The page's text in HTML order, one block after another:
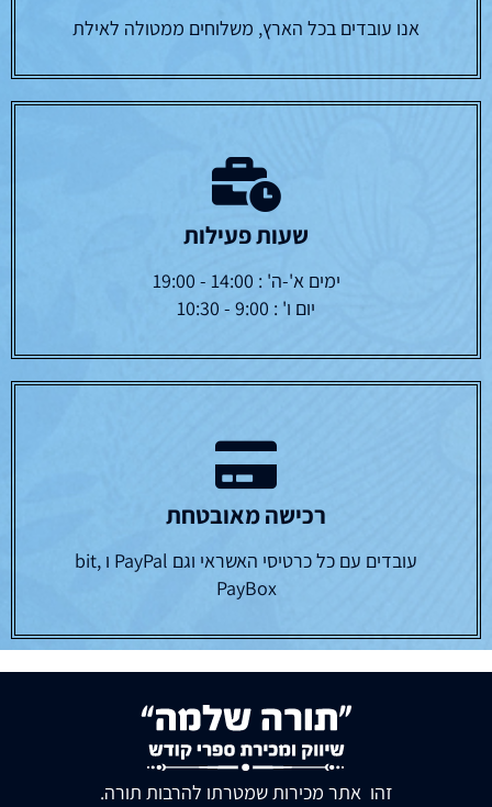
אנו עובדים בכל הארץ, משלוחים ממטולה לאילת
שעות פעילות
ימים א'-ה' : 14:00 - 19:00
יום ו' : 9:00 - 10:30
רכישה מאובטחת
עובדים עם כל כרטיסי האשראי וגם PayPal ו bit,
PayBox
זהו אתר מכירות שמטרתו להרבות תורה.